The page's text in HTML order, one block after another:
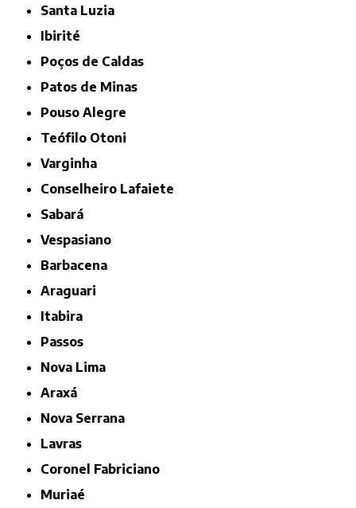
Santa Luzia
Ibirité
Poços de Caldas
Patos de Minas
Pouso Alegre
Teófilo Otoni
Varginha
Conselheiro Lafaiete
Sabará
Vespasiano
Barbacena
Araguari
Itabira
Passos
Nova Lima
Araxá
Nova Serrana
Lavras
Coronel Fabriciano
Muriaé